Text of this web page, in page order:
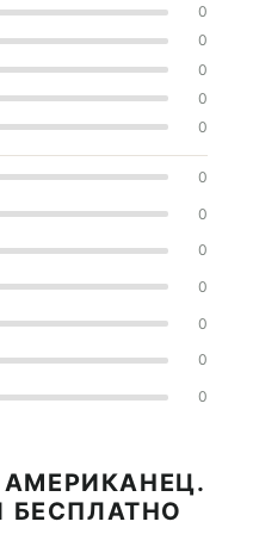
0
0
0
0
0
0
0
0
0
0
0
0
БЕСПЛАТНО